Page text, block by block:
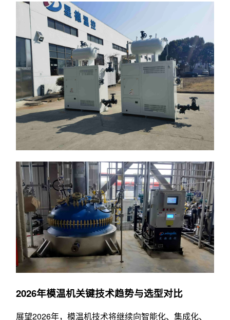
2026年模温机关键技术趋势与选型对比
展望2026年，模温机技术将继续向智能化、集成化、